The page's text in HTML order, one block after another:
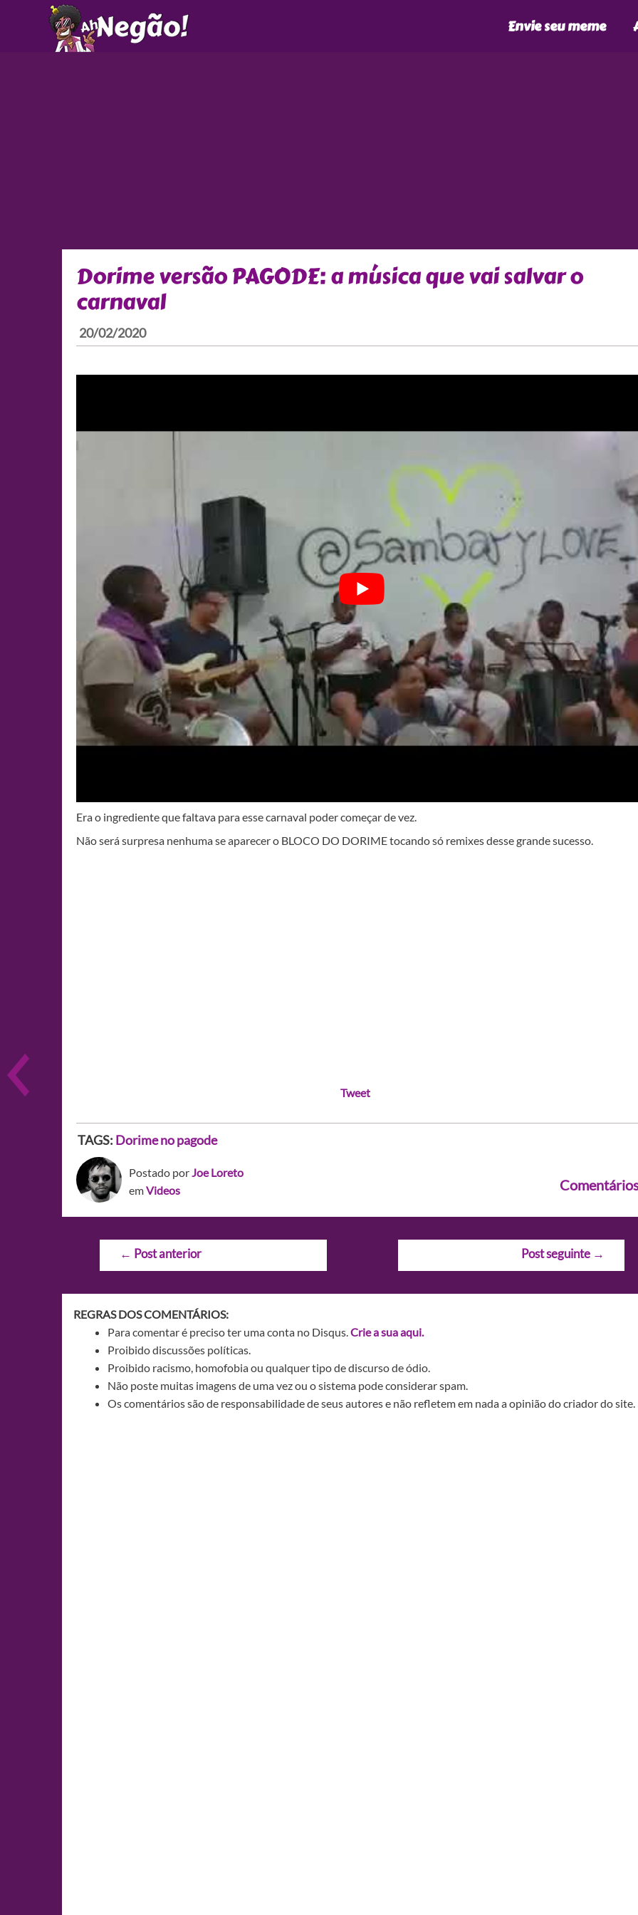
Envie seu meme
Dorime versão PAGODE: a música que vai salvar o
carnaval
20/02/2020
Era o ingrediente que faltava para esse carnaval poder começar de vez.
Não será surpresa nenhuma se aparecer o BLOCO DO DORIME tocando só remixes desse grande sucesso.
Tweet
TAGS: Dorime no pagode
Postado porJoe Loreto
emVideos
Navegação
← Post anterior Post seguinte →
REGRAS DOS COMENTÁRIOS:
Para comentar é preciso ter uma conta no Disqus.Crie a sua aqui.
Proibido discussões políticas.
Proibido racismo, homofobia ou qualquer tipo de discurso de ódio.
Não poste muitas imagens de uma vez ou o sistema pode considerar spam.
Os comentários são de responsabilidade de seus autores e não refletem em nada a opinião do criador do site.